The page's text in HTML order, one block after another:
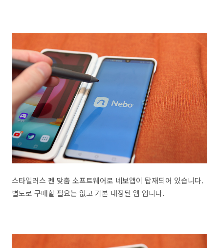
스타일러스 펜 맞춤 소프트웨어로 네보앱이 탑재되어 있습니다.
별도로 구매할 필요는 없고 기본 내장된 앱 입니다.